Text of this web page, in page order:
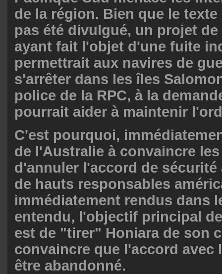
de la région. Bien que le
pas été divulgué, un projet
ayant fait l'objet d'une fuite
permettrait aux navires de
s'arrêter dans les îles
police de la RPC, à la
pourrait aider à maintenir
C'est pourquoi,
de l'Australie à convaincre
d'annuler l'accord de sécurité
de hauts responsables
immédiatement rendus dans
entendu, l'objectif principal
est de "tirer" Honiara de son
convaincre que l'accord avec
être abandonné.